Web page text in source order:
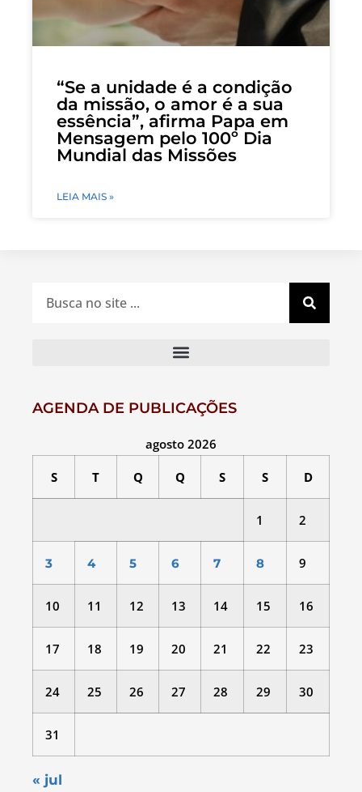
“Se a unidade é a condição
da missão, o amor é a sua
essência”, afirma Papa em
Mensagem pelo 100º Dia
Mundial das Missões
LEIA MAIS »
AGENDA DE PUBLICAÇÕES
agosto 2026
S T Q Q S S D
1 2
3 4 5 6 7 8 9
10 11 12 13 14 15 16
17 18 19 20 21 22 23
24 25 26 27 28 29 30
31
« jul